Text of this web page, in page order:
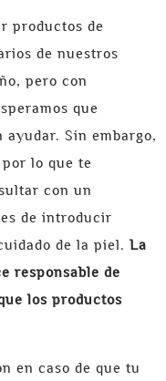
productos de
de nuestros
pero con
que
Sin embargo,
lo que te
con un
de introducir
de la piel. La
responsable de
los productos
en caso de que tu